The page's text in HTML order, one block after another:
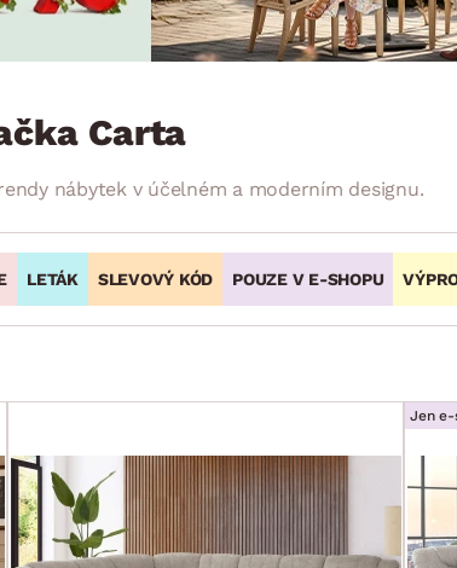
ZAHRADNÍ DOPLŇKY
Zahradní lehátka
Zahradní
Carta
nábytek v účelném a moderním designu.
LETÁK SLEVOVÝ KÓD POUZE V E-SHOPU
Jen e-